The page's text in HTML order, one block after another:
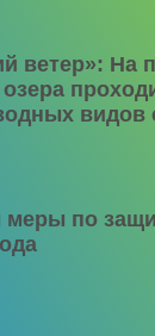
ветер»: На
видов
по